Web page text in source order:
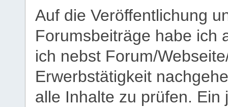
Auf die Veröffentlichung
Forumsbeiträge habe ich
ich nebst Forum/
Erwerbstätigkeit
alle Inhalte zu prüfen.